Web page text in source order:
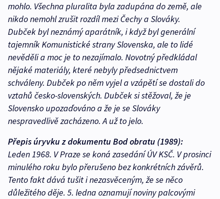
mohlo. Všechna pluralita byla zadupána do země, ale
nikdo nemohl zrušit rozdíl mezi Čechy a Slováky.
Dubček byl neznámý aparátník, i když byl generální
tajemník Komunistické strany Slovenska, ale to lidé
nevěděli a moc je to nezajímalo. Novotný předkládal
nějaké materiály, které nebyly předsednictvem
schváleny. Dubček po něm vyjel a vzápětí se dostali do
vztahů česko-slovenských. Dubček si stěžoval, že je
Slovensko upozaďováno a že je se Slováky
nespravedlivě zacházeno. A už to jelo.
Přepis úryvku z dokumentu Bod obratu (1989):
Leden 1968. V Praze se koná zasedání ÚV KSČ. V prosinci
minulého roku bylo přerušeno bez konkrétních závěrů.
Tento fakt dává tušit i nezasvěceným, že se něco
důležitého děje. 5. ledna oznamují noviny palcovými